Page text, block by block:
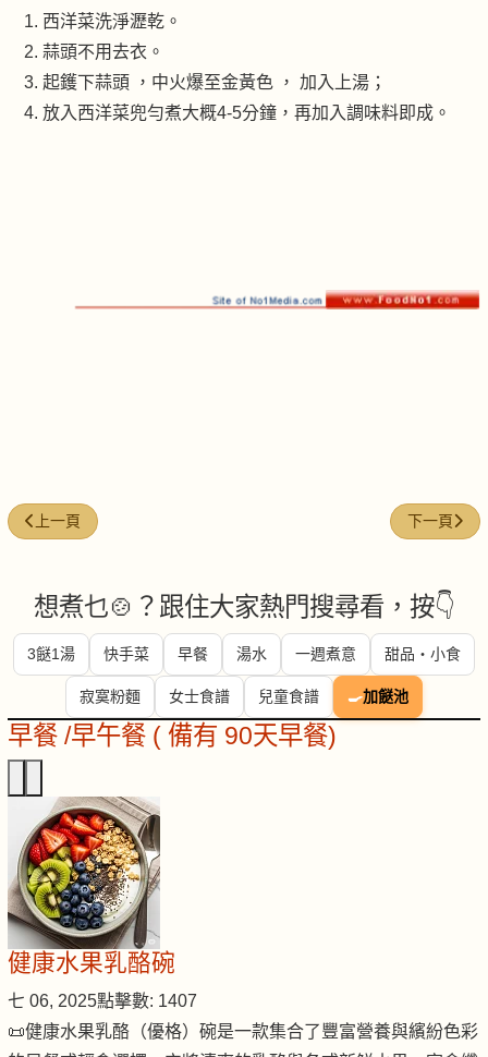
西洋菜洗淨瀝乾。
蒜頭不用去衣。
起鑊下蒜頭 ，中火爆至金黃色 ， 加入上湯；
放入西洋菜兜勻煮大概4-5分鐘，再加入調味料即成。
上一篇文章: 腐乳炒通菜
上一頁 下一篇文章
下一頁
想煮乜🍲？跟住大家熱門搜尋看，按👇
3餸1湯 快手菜 早餐 湯水 一週煮意 甜品・小食
寂寞粉麵 女士食譜 兒童食譜 🍳加餸池
早餐 /早午餐 ( 備有 90天早餐)
健康水果乳酪碗
七 06, 2025點擊數: 1407
📜健康水果乳酪（優格）碗是一款集合了豐富營養與繽紛色彩